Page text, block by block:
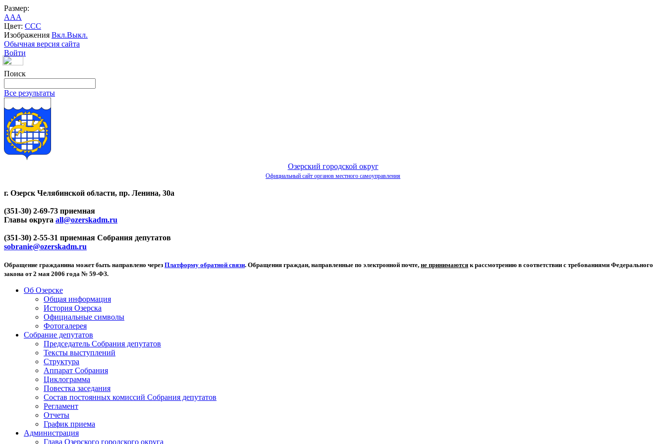
Размер:
AAA
Цвет: CCC
Изображения Вкл.Выкл.
Обычная версия сайта
Войти
Поиск
Все результаты
Озерский городской округ
Официальный сайт органов местного самоуправления
г. Озерск Челябинской области, пр. Ленина, 30а
(351-30) 2-69-73 приемная
Главы округа all@ozerskadm.ru
(351-30) 2-55-31 приемная Собрания депутатов
sobranie@ozerskadm.ru
Обращение гражданина может быть направлено через Платформу обратной связи. Обращения граждан, направленные по электронной почте, не принимаются к рассмотрению в соответствии с требованиями Федерального
закона от 2 мая 2006 года № 59-ФЗ.
Об Озерске
Общая информация
История Озерска
Официальные символы
Фотогалерея
Собрание депутатов
Председатель Собрания депутатов
Тексты выступлений
Структура
Аппарат Собрания
Циклограмма
Повестка заседания
Состав постоянных комиссий Собрания депутатов
Регламент
Отчеты
График приема
Администрация
Глава Озерского городского округа